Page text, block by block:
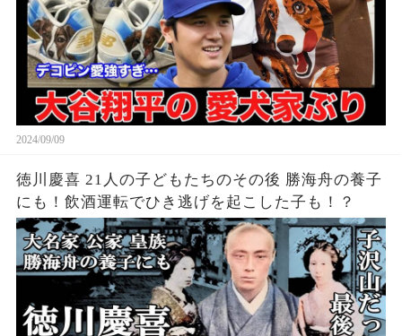
2024/09/09
徳川慶喜 21人の子どもたちのその後 勝海舟の養子
にも！飲酒運転でひき逃げを起こした子も！？